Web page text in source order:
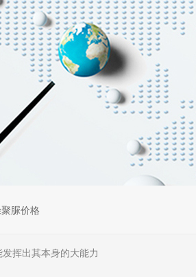
脲价格
挥出其本身的大能力